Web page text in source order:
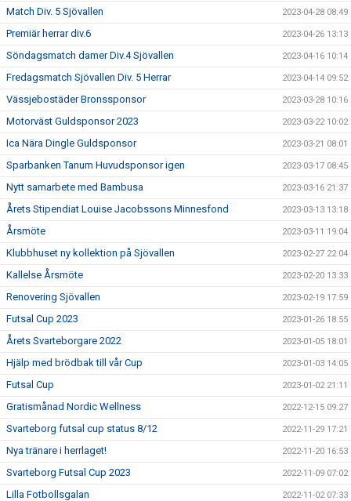
Match Div. 5 Sjövallen 2023-04-28 08:49
Premiär herrar div.6 2023-04-26 13:13
Söndagsmatch damer Div.4 Sjövallen 2023-04-16 10:14
Fredagsmatch Sjövallen Div. 5 Herrar 2023-04-14 09:52
Vässjebostäder Bronssponsor 2023-03-28 10:16
Motorväst Guldsponsor 2023 2023-03-22 10:02
Ica Nära Dingle Guldsponsor 2023-03-21 08:01
Sparbanken Tanum Huvudsponsor igen 2023-03-17 08:45
Nytt samarbete med Bambusa 2023-03-16 21:37
Årets Stipendiat Louise Jacobssons Minnesfond 2023-03-13 13:18
Årsmöte 2023-03-11 19:04
Klubbhuset ny kollektion på Sjövallen 2023-02-27 22:04
Kallelse Årsmöte 2023-02-20 13:33
Renovering Sjövallen 2023-02-19 17:59
Futsal Cup 2023 2023-01-26 18:55
Årets Svarteborgare 2022 2023-01-05 18:01
Hjälp med brödbak till vår Cup 2023-01-03 14:05
Futsal Cup 2023-01-02 21:11
Gratismånad Nordic Wellness 2022-12-15 09:27
Svarteborg futsal cup status 8/12 2022-11-29 17:21
Nya tränare i herrlaget! 2022-11-20 16:53
Svarteborg Futsal Cup 2023 2022-11-09 07:02
Lilla Fotbollsgalan 2022-11-02 07:33